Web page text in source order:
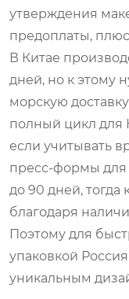
утверждения
предоплаты, плюс
В Китае
дней, но к этому
морскую
полный цикл для
если учитывать
пресс-формы для
до 90 дней, тогда
благодаря
Поэтому для
упаковкой
уникальным